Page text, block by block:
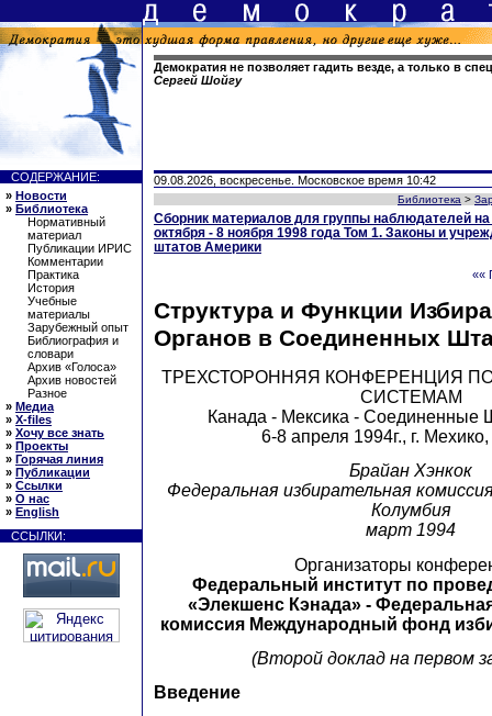
Демократия не позволяет гадить везде, а только в
Сергей Шойгу
СОДЕРЖАНИЕ:
» Новости
» Библиотека
Нормативный
материал
Публикации ИРИС
Комментарии
Практика
История
Учебные
материалы
Зарубежный опыт
Библиография и
словари
Архив «Голоса»
Архив новостей
Разное
» Медиа
» X-files
» Хочу все знать
» Проекты
» Горячая линия
» Публикации
» Ссылки
» О нас
» English
ССЫЛКИ:
09.08.2026, воскресенье. Московское время 10:42
Библиотека >
Сборник материалов для группы наблюдателей
октября - 8 ноября 1998 года Том 1. Законы и
штатов Америки
««
Структура и Функции
Органов в Соединенных
ТРЕХСТОРОННЯЯ КОНФЕРЕНЦИЯ
СИСТЕМАМ
Канада - Мексика - Соединенные
6-8 апреля 1994г., г.
Брайан Хэнкок
Федеральная избирательная
Колумбия
март 1994
Организаторы
Федеральный институт по
«Элекшенс Кэнада» -
комиссия Международный фонд
(Второй доклад на первом
Введение